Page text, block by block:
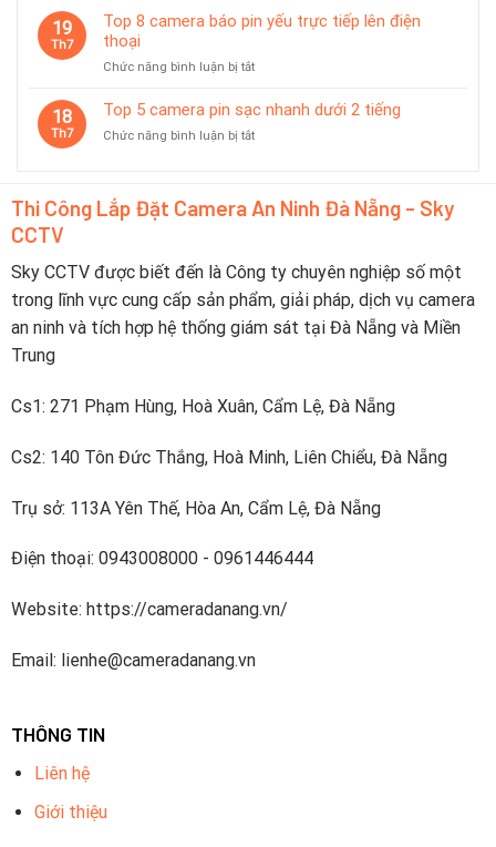
Chọn
Hiệu
tiết
6
camera
dây
dùng
19
Th7
Top 8 camera báo pin yếu trực tiếp lên điện
thoại
Chức năng bình luận bị tắtở
8
báo
trực
tiếp
thoại
18
Th7
Top 5 camera pin sạc nhanh dưới 2 tiếng
Chức năng bình luận bị tắtở
pin
dưới
2
tiếng
Thi Công Lắp Đặt Camera An Ninh Đà Nẵng - Sky
CCTV
Sky CCTV được biết đến là Công ty chuyên nghiệp số một
trong lĩnh vực cung cấp sản phẩm, giải pháp, dịch vụ camera
an ninh và tích hợp hệ thống giám sát tại Đà Nẵng và Miền
Trung
Cs1: 271 Phạm Hùng, Hoà Xuân, Cẩm Lệ, Đà Nẵng
Cs2: 140 Tôn Đức Thắng, Hoà Minh, Liên Chiểu, Đà Nẵng
Trụ sở: 113A Yên Thế, Hòa An, Cẩm Lệ, Đà Nẵng
Điện thoại: 0943008000 - 0961446444
Website: https://cameradanang.vn/
Email: lienhe@cameradanang.vn
THÔNG TIN
Liên hệ
Giới thiệu